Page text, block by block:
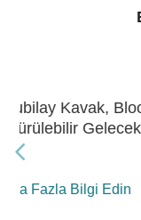
Dr. Kubilay
Enerji”